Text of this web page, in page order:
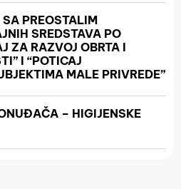
PREOSTALIM
SREDSTAVA PO
ZA RAZVOJ OBRTA I
I “POTICAJ
MALE PRIVREDE”
– HIGIJENSKE